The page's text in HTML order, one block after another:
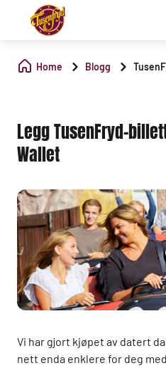
Home Blogg
Legg TusenFryd-
Wallet
Vi har gjort kjøpet av datert
nett enda enklere for deg